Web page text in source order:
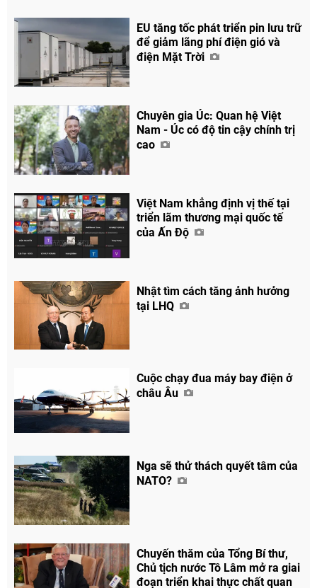
EU tăng tốc phát triển pin lưu trữ
để giảm lãng phí điện gió và
điện Mặt Trời
Chuyên gia Úc: Quan hệ Việt
Nam - Úc có độ tin cậy chính trị
cao
Việt Nam khẳng định vị thế tại
triển lãm thương mại quốc tế
của Ấn Độ
Nhật tìm cách tăng ảnh hưởng
tại LHQ
Cuộc chạy đua máy bay điện ở
châu Âu
Nga sẽ thử thách quyết tâm của
NATO?
Chuyến thăm của Tổng Bí thư,
Chủ tịch nước Tô Lâm mở ra giai
đoạn triển khai thực chất quan